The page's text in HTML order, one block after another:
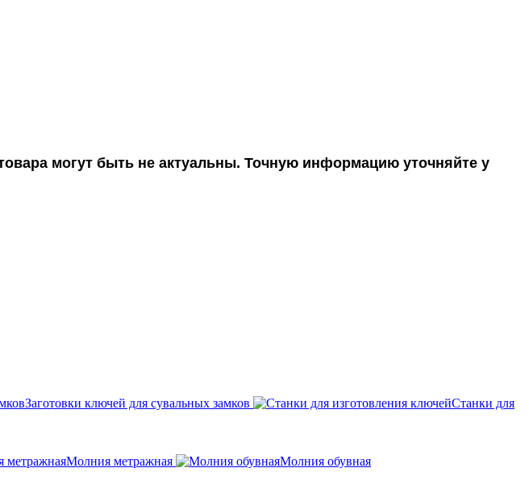
могут быть не актуальны. Точную информацию уточняйте у
Заготовки ключей для сувальных замков
Станки для
Молния метражная
Молния обувная